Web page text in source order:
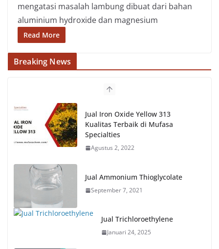
mengatasi masalah lambung dibuat dari bahan
aluminium hydroxide dan magnesium
Read More
Breaking News
Jual Iron Oxide Yellow 313
Kualitas Terbaik di Mufasa
Specialties
Agustus 2, 2022
Jual Ammonium Thioglycolate
September 7, 2021
Jual Trichloroethylene
Januari 24, 2025